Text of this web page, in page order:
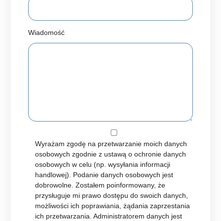
Wiadomość
Wyrażam zgodę na przetwarzanie moich danych
osobowych zgodnie z ustawą o ochronie danych
osobowych w celu (np. wysyłania informacji
handlowej). Podanie danych osobowych jest
dobrowolne. Zostałem poinformowany, że
przysługuje mi prawo dostępu do swoich danych,
możliwości ich poprawiania, żądania zaprzestania
ich przetwarzania. Administratorem danych jest